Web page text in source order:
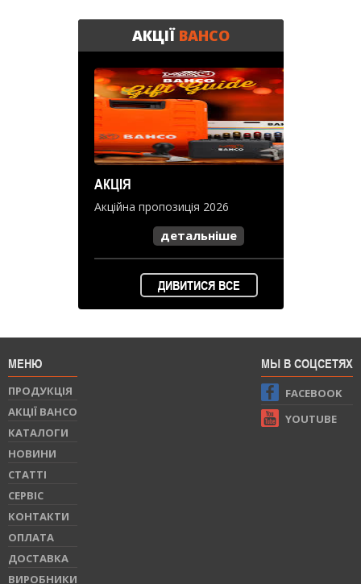
АКЦІЇBAHCO
АКЦІЯ
Акційна пропозиція 2026
детальніше
ДИВИТИСЯ ВСЕ
МЕНЮ
ПРОДУКЦIЯ
АКЦІЇ BAHCO
КАТАЛОГИ
НОВИНИ
СТАТТI
СЕРВIС
КОНТАКТИ
ОПЛАТА
ДОСТАВКА
ВИРОБНИКИ
МЫ В СОЦСЕТЯХ
FACEBOOK
YOUTUBE